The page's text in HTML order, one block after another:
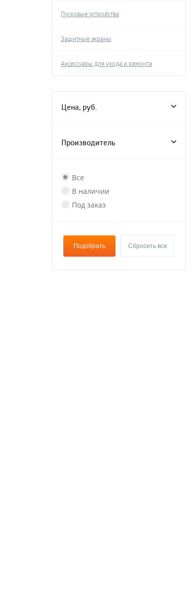
Пусковые устройства
Защитные экраны
Аксессуары для ухода и ремонта
Цена, руб.
Производитель
Все
В наличии
Под заказ
Подобрать Сбросить все